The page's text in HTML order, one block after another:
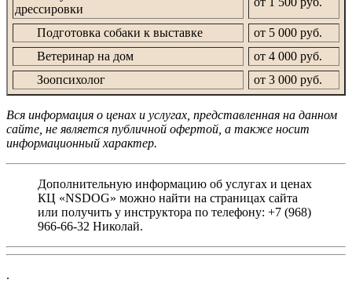
дрессировки
Подготовка собаки к выставке
от 5 000 руб.
Ветеринар на дом
от 4 000 руб.
Зоопсихолог
от 3 000 руб.
Вся информация о ценах и услугах, представленная на данном
сайте, не является публичной офертой, а также носит
информационный характер.
Дополнительную информацию об услугах и ценах
КЦ «NSDOG» можно найти на страницах сайта
или получить у инструктора по телефону: +7 (968)
966-66-32 Николай.
.